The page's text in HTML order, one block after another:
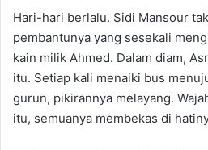
Hari-hari berlalu. Sidi Mansour
pembantunya yang sesekali
kain milik Ahmed. Dalam diam,
itu. Setiap kali menaiki bus
gurun, pikirannya melayang.
itu, semuanya membekas di